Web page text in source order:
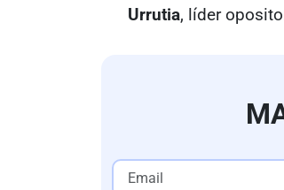
Urrutia, líder